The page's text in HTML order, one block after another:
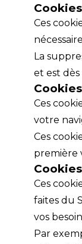
Ces
La
et est
Ces
votre
Ces
première
Ces
faites du
vos
Par